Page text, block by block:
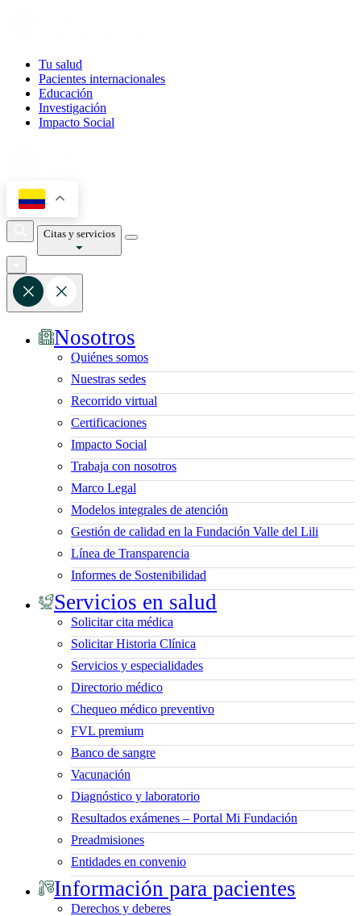
Tu salud
Pacientes internacionales
Educación
Investigación
Impacto Social
Citas y servicios
Nosotros
Quiénes somos
Nuestras sedes
Recorrido virtual
Certificaciones
Impacto Social
Trabaja con nosotros
Marco Legal
Modelos integrales de atención
Gestión de calidad en la Fundación Valle del Lili
Línea de Transparencia
Informes de Sostenibilidad
Servicios en salud
Solicitar cita médica
Solicitar Historia Clínica
Servicios y especialidades
Directorio médico
Chequeo médico preventivo
FVL premium
Banco de sangre
Vacunación
Diagnóstico y laboratorio
Resultados exámenes – Portal Mi Fundación
Preadmisiones
Entidades en convenio
Información para pacientes
Derechos y deberes